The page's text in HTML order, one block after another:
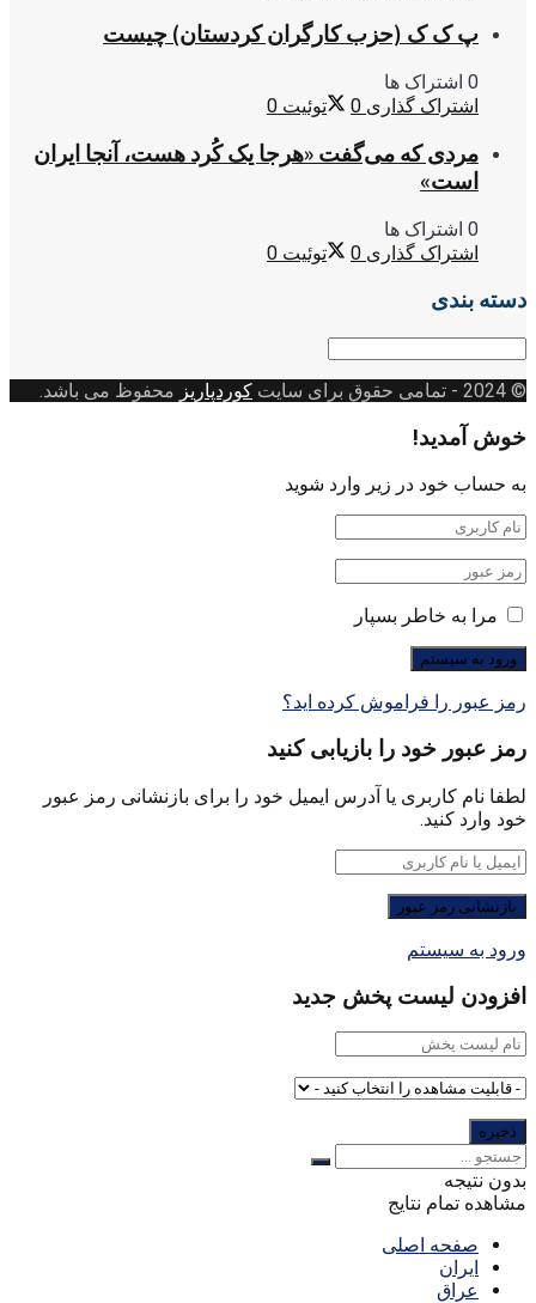
پ ک ک (حزب کارگران کردستان) چیست
0 اشتراک ها
اشتراک گذاری 0 توئیت 0
مردی که می‌گفت «هرجا یک کُرد هست، آنجا ایران
است»
0 اشتراک ها
اشتراک گذاری 0 توئیت 0
دسته بندی
دسته
© 2024
- تمامی حقوق برای سایت کوردپاریز محفوظ می باشد.
خوش آمدید!
به حساب خود در زیر وارد شوید
مرا به خاطر بسپار
رمز عبور را فراموش کرده اید؟
رمز عبور خود را بازیابی کنید
لطفا نام کاربری یا آدرس ایمیل خود را برای بازنشانی رمز عبور
خود وارد کنید.
ورود به سیستم
افزودن لیست پخش جدید
بدون نتیجه
مشاهده تمام نتایج
صفحه اصلی
ایران
عراق